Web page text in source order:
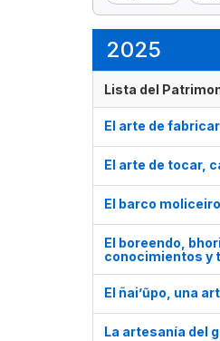
elemento(s)
30
31
2025
Lista del
El arte de
El arte de tocar,
El barco
El boreendo,
conocimientos y
El ñai’ũpo, una
La artesanía del